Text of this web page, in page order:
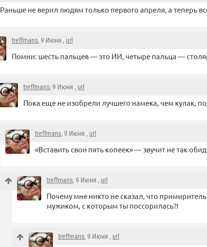
Раньше не верил людям только первого апреля, а теперь
treffmans, 9 Июня , url
Помни: шесть пальцев — это ИИ, четыре пальца —
treffmans, 9 Июня , url
Пока еще не изобрели лучшего намека, чем кулак,
treffmans, 9 Июня , url
«Вставить свои пять копеек» — звучит не так
treffmans, 9 Июня , url
Почему мне никто не сказал, что
мужиком, с которым ты поссорилась?!
treffmans, 9 Июня , url